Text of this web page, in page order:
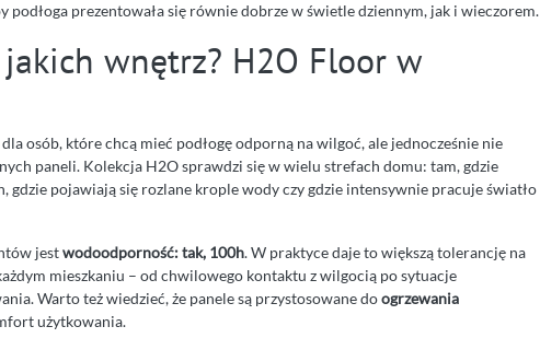
podłoga prezentowała się równie dobrze w świetle dziennym, jak i wieczorem.
wnętrz? H2O Floor w
osób, które chcą mieć podłogę odporną na wilgoć, ale jednocześnie nie
paneli. Kolekcja H2O sprawdzi się w wielu strefach domu: tam, gdzie
gdzie pojawiają się rozlane krople wody czy gdzie intensywnie pracuje światło
jestwodoodporność: tak, 100h. W praktyce daje to większą tolerancję na
mieszkaniu – od chwilowego kontaktu z wilgocią po sytuacje
Warto też wiedzieć, że panele są przystosowane doogrzewania
użytkowania.